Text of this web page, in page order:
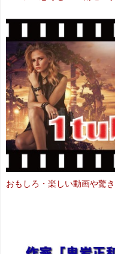
おもしろ・楽しい動画や驚